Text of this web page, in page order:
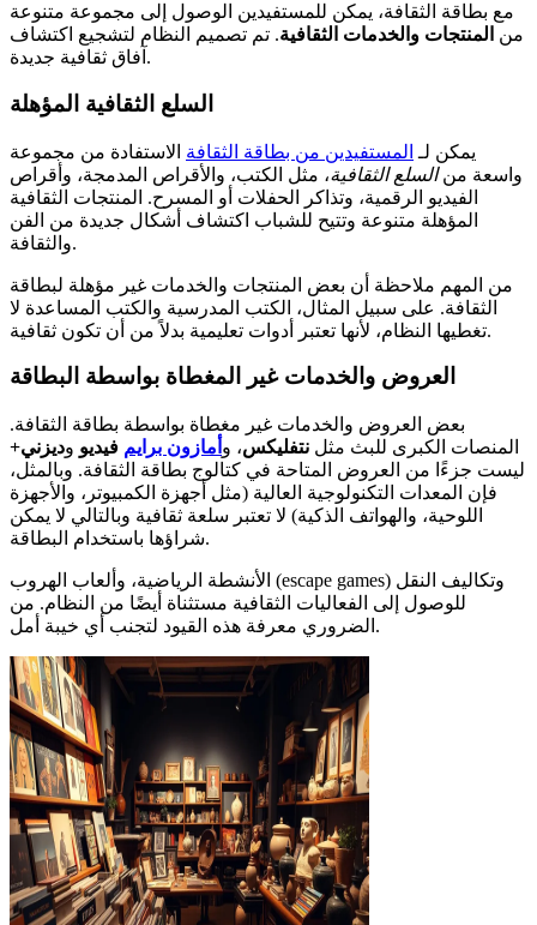
مع بطاقة الثقافة، يمكن للمستفيدين الوصول إلى مجموعة متنوعة
من المنتجات والخدمات الثقافية. تم تصميم النظام لتشجيع اكتشاف
آفاق ثقافية جديدة.
السلع الثقافية المؤهلة
يمكن لـ المستفيدين من بطاقة الثقافة الاستفادة من مجموعة
واسعة منالسلع الثقافية، مثل الكتب، والأقراص المدمجة، وأقراص
الفيديو الرقمية، وتذاكر الحفلات أو المسرح. المنتجات الثقافية
المؤهلة متنوعة وتتيح للشباب اكتشاف أشكال جديدة من الفن
والثقافة.
من المهم ملاحظة أن بعض المنتجات والخدمات غير مؤهلة لبطاقة
الثقافة. على سبيل المثال، الكتب المدرسية والكتب المساعدة لا
تغطيها النظام، لأنها تعتبر أدوات تعليمية بدلاً من أن تكون ثقافية.
العروض والخدمات غير المغطاة بواسطة البطاقة
بعض العروض والخدمات غير مغطاة بواسطة بطاقة الثقافة.
المنصات الكبرى للبث مثل نتفليكس، و أمازون برايم فيديو وديزني+
ليست جزءًا من العروض المتاحة في كتالوج بطاقة الثقافة. وبالمثل،
فإن المعدات التكنولوجية العالية (مثل أجهزة الكمبيوتر، والأجهزة
اللوحية، والهواتف الذكية) لا تعتبر سلعة ثقافية وبالتالي لا يمكن
شراؤها باستخدام البطاقة.
الأنشطة الرياضية، وألعاب الهروب (escape games) وتكاليف النقل
للوصول إلى الفعاليات الثقافية مستثناة أيضًا من النظام. من
الضروري معرفة هذه القيود لتجنب أي خيبة أمل.